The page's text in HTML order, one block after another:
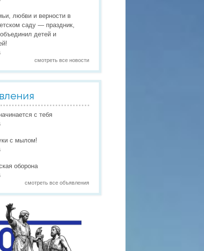
и уходу
любви и верности в
саду — праздник,
детей и
смотреть все новости
с тебя
с мылом!
оборона
смотреть все объявления